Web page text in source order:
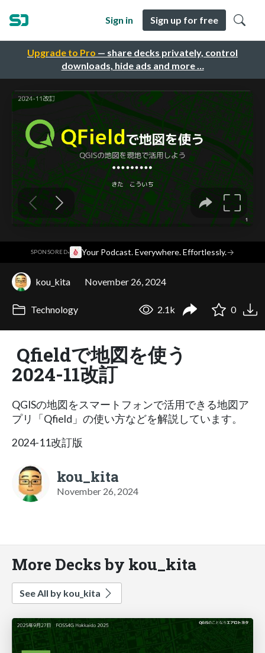
Upgrade to Pro — share decks privately, control
downloads, hide ads and more …
Sign in Sign up for free
SPONSORED· Your Podcast. Everywhere. Effortlessly.→
kou_kita November 26, 2024
Technology 2.1k 0
Qfieldで地図を使う
2024-11改訂
QGISの地図をスマートフォンで活用できる地図ア
プリ「Qfield」の使い方などを解説しています。
2024-11改訂版
kou_kita
November 26, 2024
More Decks by kou_kita
See All by kou_kita